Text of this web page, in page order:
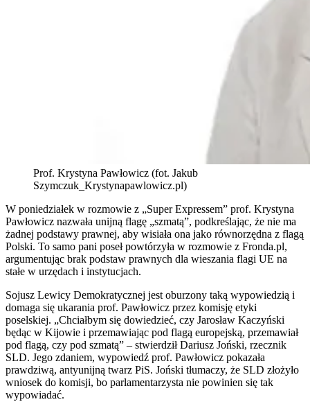
Prof. Krystyna Pawłowicz (fot. Jakub
Szymczuk_Krystynapawlowicz.pl)
W poniedziałek w rozmowie z „Super Expressem” prof. Krystyna
Pawłowicz nazwała unijną flagę „szmatą”, podkreślając, że nie ma
żadnej podstawy prawnej, aby wisiała ona jako równorzędna z flagą
Polski. To samo pani poseł powtórzyła w rozmowie z Fronda.pl,
argumentując brak podstaw prawnych dla wieszania flagi UE na
stałe w urzędach i instytucjach.
Sojusz Lewicy Demokratycznej jest oburzony taką wypowiedzią i
domaga się ukarania prof. Pawłowicz przez komisję etyki
poselskiej. „Chciałbym się dowiedzieć, czy Jarosław Kaczyński
będąc w Kijowie i przemawiając pod flagą europejską, przemawiał
pod flagą, czy pod szmatą” – stwierdził Dariusz Joński, rzecznik
SLD. Jego zdaniem, wypowiedź prof. Pawłowicz pokazała
prawdziwą, antyunijną twarz PiS. Joński tłumaczy, że SLD złożyło
wniosek do komisji, bo parlamentarzysta nie powinien się tak
wypowiadać.